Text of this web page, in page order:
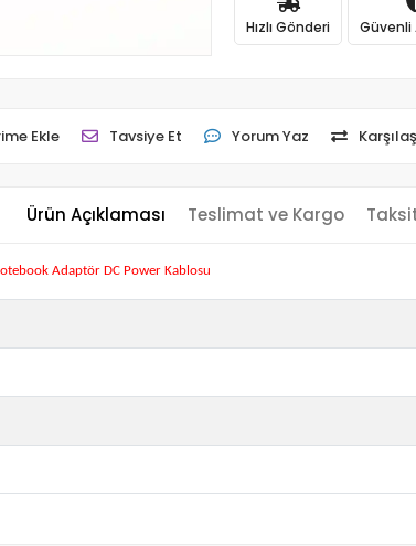
Hızlı Gönderi Güvenli
Ekle Tavsiye Et Yorum Yaz
Ürün Açıklaması Teslimat ve Kargo
Adaptör DC Power Kablosu